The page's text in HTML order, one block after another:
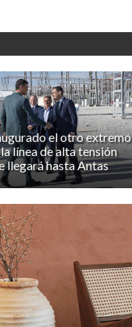
el otro extremo
línea de alta tensión
llegará hasta Antas